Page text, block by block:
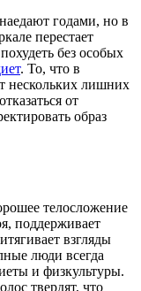
годами, но в
перестает
без особых
. То, что в
нескольких лишних
от
образ
телосложение
поддерживает
взгляды
люди всегда
и физкультуры.
твердят, что